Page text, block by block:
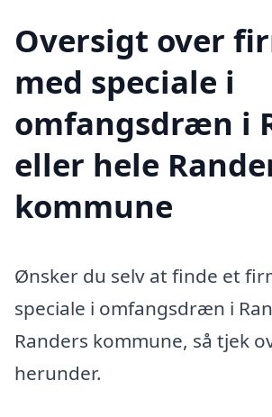
Oversigt over
med speciale i
omfangsdræn i
eller hele
kommune
Ønsker du selv at finde et
speciale i omfangsdræn i
Randers kommune, så tjek
herunder.